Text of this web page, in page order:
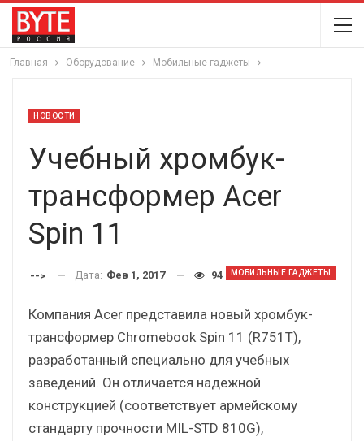
Главная Оборудование Мобильные гаджеты
НОВОСТИ
Учебный хромбук-
трансформер Acer
Spin 11
МОБИЛЬНЫЕ ГАДЖЕТЫ
--> Дата: Фев 1, 2017 94
Компания Acer представила новый хромбук-
трансформер Chromebook Spin 11 (R751T),
разработанный специально для учебных
заведений. Он отличается надежной
конструкцией (соответствует армейскому
стандарту прочности MIL-STD 810G),